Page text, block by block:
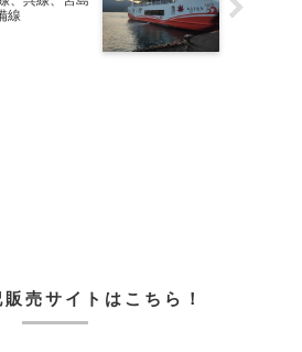
線
売サイトはこちら！